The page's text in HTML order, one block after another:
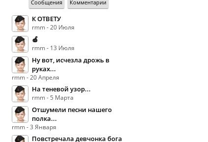
Сообщения Комментарии
К ОТВЕТУ
rmm - 20 Июля
🍏
rmm - 13 Июля
Ну вот, исчезла дрожь в
руках...
rmm - 20 Апреля
На теневой узор...
rmm - 5 Марта
Отшумели песни нашего
полка...
rmm - 3 Января
Повстречала девчонка бога